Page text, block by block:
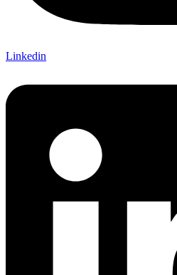
Linkedin